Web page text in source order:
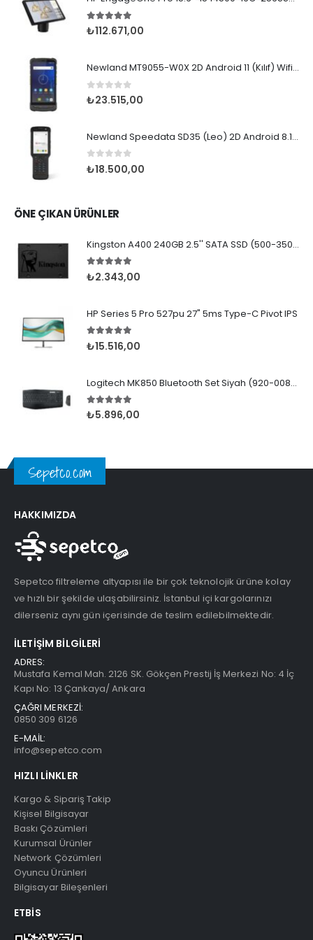
5.00 5 üzerinden
₺112.671,00
Newland MT9055-W0X 2D Android 11 (Kılıf) Wifi BT
0 5 üzerinden
₺23.515,00
Newland Speedata SD35 (Leo) 2D Android 8.1 Wifi BT
0 5 üzerinden
₺18.500,00
ÖNE ÇIKAN ÜRÜNLER
Kingston A400 240GB 2.5'' SATA SSD (500-350MB/s)
5.005 üzerinden
₺2.343,00
HP Series 5 Pro 527pu 27" 5ms Type-C Pivot IPS
5.005 üzerinden
₺15.516,00
Logitech MK850 Bluetooth Set Siyah (920-008230)
5.005 üzerinden
₺5.896,00
Sepetco.com
HAKKIMIZDA
Sepetco filtreleme altyapısı ile bir çok teknolojik ürüne kolay
ve hızlı bir şekilde ulaşabilirsiniz. İstanbul içi kargolarınızı
dilerseniz aynı gün içerisinde de teslim edilebilmektedir.
İLETIŞIM BILGILERI
ADRES:
Mustafa Kemal Mah. 2126 SK. Gökçen Prestij İş Merkezi No: 4 İç
Kapı No: 13 Çankaya/ Ankara
ÇAĞRI MERKEZİ:
0850 309 6126
E-MAİL:
info@sepetco.com
HIZLI LINKLER
Kargo & Sipariş Takip
Kişisel Bilgisayar
Baskı Çözümleri
Kurumsal Ürünler
Network Çözümleri
Oyuncu Ürünleri
Bilgisayar Bileşenleri
ETBIS